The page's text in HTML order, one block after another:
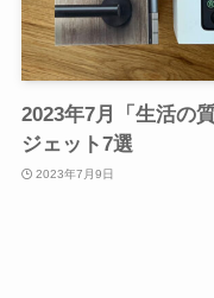
2023年7月「生活の
ジェット7選
2023年7月9日